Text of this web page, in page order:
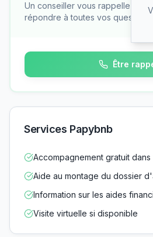
Un conseiller vous rappelle
répondre à toutes vos questions
Être
Services Papybnb
Accompagnement gratuit
Aide au montage du dossier
Information sur les aides
Visite virtuelle si disponible